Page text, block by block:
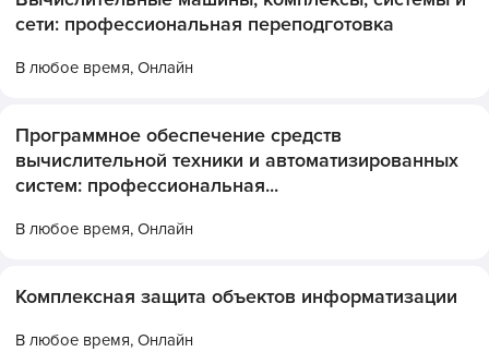
сети: профессиональная переподготовка
В любое время, Онлайн
Программное обеспечение средств
вычислительной техники и автоматизированных
систем: профессиональная...
В любое время, Онлайн
Комплексная защита объектов информатизации
В любое время, Онлайн